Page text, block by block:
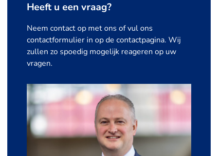
Heeft u een vraag?
Neem contact op met ons of vul ons
contactformulier in op de contactpagina. Wij
zullen zo spoedig mogelijk reageren op uw
vragen.